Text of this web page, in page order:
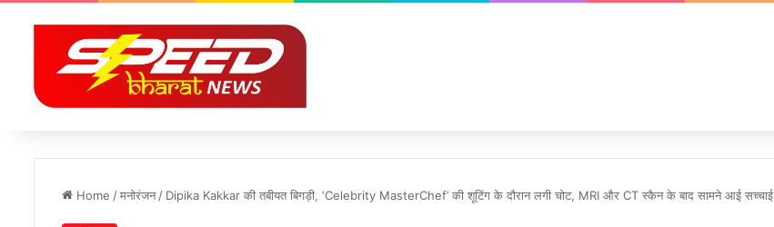
Home /मनोरंजन / Dipika Kakkar की तबीयत बिगड़ी, ‘Celebrity MasterChef’ की शूटिंग के दौरान लगी चोट, MRI और CT स्कैन के बाद सामने आई सच्चाई